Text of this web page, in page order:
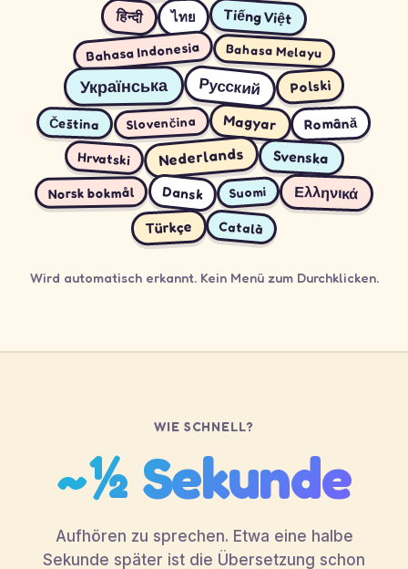
हिन्दी ไทย Tiếng Việt
Bahasa Indonesia Bahasa Melayu
Українська Русский Polski
Čeština Slovenčina Magyar Română
Hrvatski Nederlands Svenska
Norsk bokmål Dansk Suomi Ελληνικά
Türkçe Català
Wird automatisch erkannt. Kein Menü zum Durchklicken.
WIE SCHNELL?
~½ Sekunde
Aufhören zu sprechen. Etwa eine halbe
Sekunde später ist die Übersetzung schon